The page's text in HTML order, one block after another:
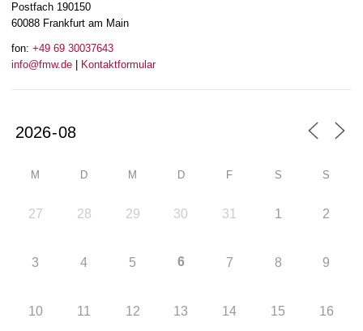
Postfach 190150
60088 Frankfurt am Main
fon: +49 69 30037643
info@fmw.de
Kontaktformular
M D M D F S S
27 28 29 30 31 1 2
3 4 5 6 7 8 9
10 11 12 13 14 15 16